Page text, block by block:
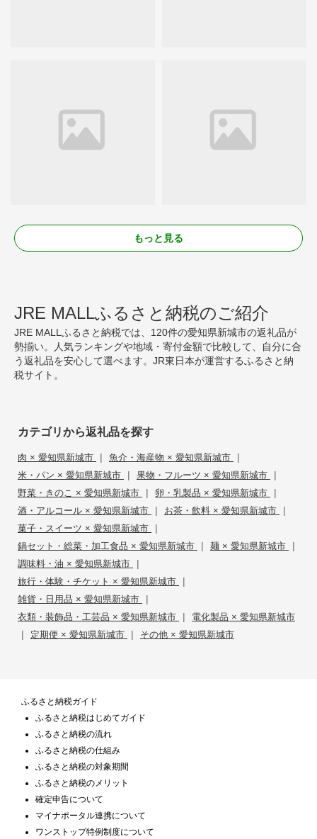
もっと見る
JRE MALLふるさと納税のご紹介
JRE MALLふるさと納税では、120件の愛知県新城市の返礼品が
勢揃い。人気ランキングや地域・寄付金額で比較して、自分に合
う返礼品を安心して選べます。JR東日本が運営するふるさと納
税サイト。
カテゴリから返礼品を探す
肉 × 愛知県新城市 | 魚介・海産物 × 愛知県新城市 |
米・パン × 愛知県新城市 | 果物・フルーツ × 愛知県新城市 |
野菜・きのこ × 愛知県新城市 | 卵・乳製品 × 愛知県新城市 |
酒・アルコール × 愛知県新城市 | お茶・飲料 × 愛知県新城市 |
菓子・スイーツ × 愛知県新城市 |
鍋セット・総菜・加工食品 × 愛知県新城市 | 麺 × 愛知県新城市 |
調味料・油 × 愛知県新城市 |
旅行・体験・チケット × 愛知県新城市 |
雑貨・日用品 × 愛知県新城市 |
衣類・装飾品・工芸品 × 愛知県新城市 | 電化製品 × 愛知県新城市
| 定期便 × 愛知県新城市 | その他 × 愛知県新城市
ふるさと納税ガイド
ふるさと納税はじめてガイド
ふるさと納税の流れ
ふるさと納税の仕組み
ふるさと納税の対象期間
ふるさと納税のメリット
確定申告について
マイナポータル連携について
ワンストップ特例制度について